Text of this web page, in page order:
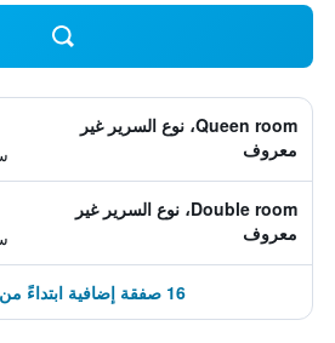
Queen room، نوع السرير غير
معروف
Double room، نوع السرير غير
معروف
16 صفقة إضافية ابتداءً من 409 ﷼